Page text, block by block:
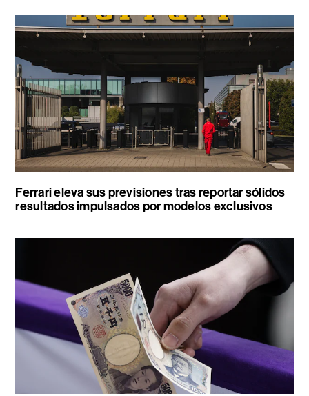
Ferrari eleva sus previsiones tras reportar sólidos
resultados impulsados por modelos exclusivos